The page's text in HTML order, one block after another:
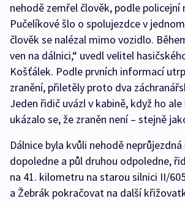
nehodě zemřel člověk, podle policejní
Pučelíkové šlo o spolujezdce v
člověk se nalézal mimo vozidlo.
ven na dálnici,“ uvedl velitel
Košťálek. Podle prvních informací
zranění, přiletěly proto dva
Jeden řidič uvázl v kabině, když ho
ukázalo se, že zraněn není – stejně
Dálnice byla kvůli nehodě
dopoledne a půl druhou odpoledne,
na 41. kilometru na starou silnici II/
a Žebrák pokračovat na další